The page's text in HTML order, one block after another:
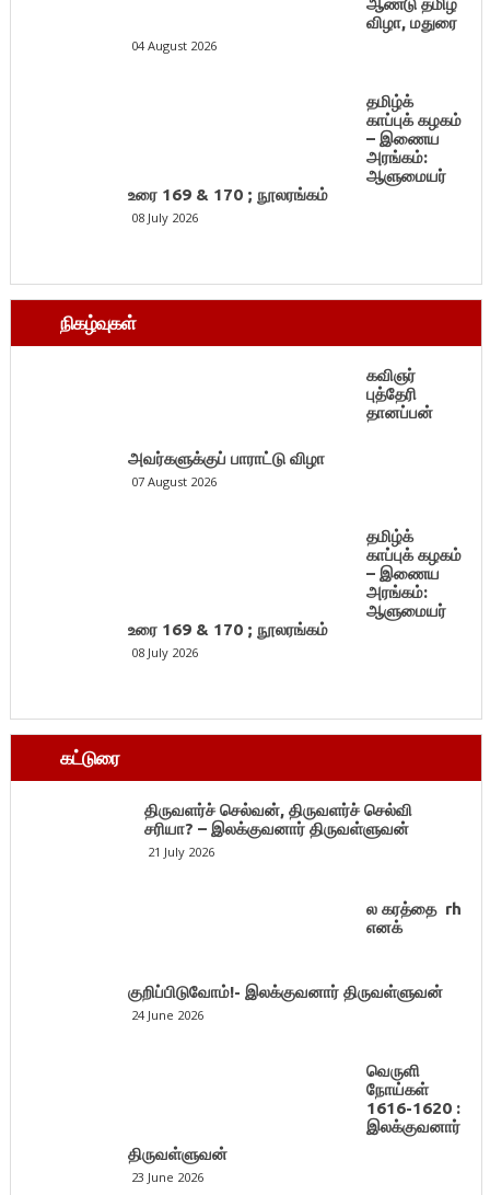
ஆண்டு தமிழ்
விழா, மதுரை
04 August 2026
தமிழ்க்
காப்புக் கழகம்
– இணைய
அரங்கம்:
ஆளுமையர்
உரை 169 & 170 ; நூலரங்கம்
08 July 2026
நிகழ்வுகள்
கவிஞர்
புத்தேரி
தானப்பன்
அவர்களுக்குப் பாராட்டு விழா
07 August 2026
தமிழ்க்
காப்புக் கழகம்
– இணைய
அரங்கம்:
ஆளுமையர்
உரை 169 & 170 ; நூலரங்கம்
08 July 2026
கட்டுரை
திருவளர்ச் செல்வன், திருவளர்ச் செல்வி
சரியா? – இலக்குவனார் திருவள்ளுவன்
21 July 2026
ல கரத்தை rh
எனக்
குறிப்பிடுவோம்!- இலக்குவனார் திருவள்ளுவன்
24 June 2026
வெருளி
நோய்கள்
1616-1620 :
இலக்குவனார்
திருவள்ளுவன்
23 June 2026